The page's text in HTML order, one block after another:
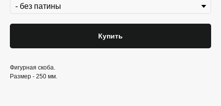
Купить
Фигурная скоба.
Размер - 250 мм.